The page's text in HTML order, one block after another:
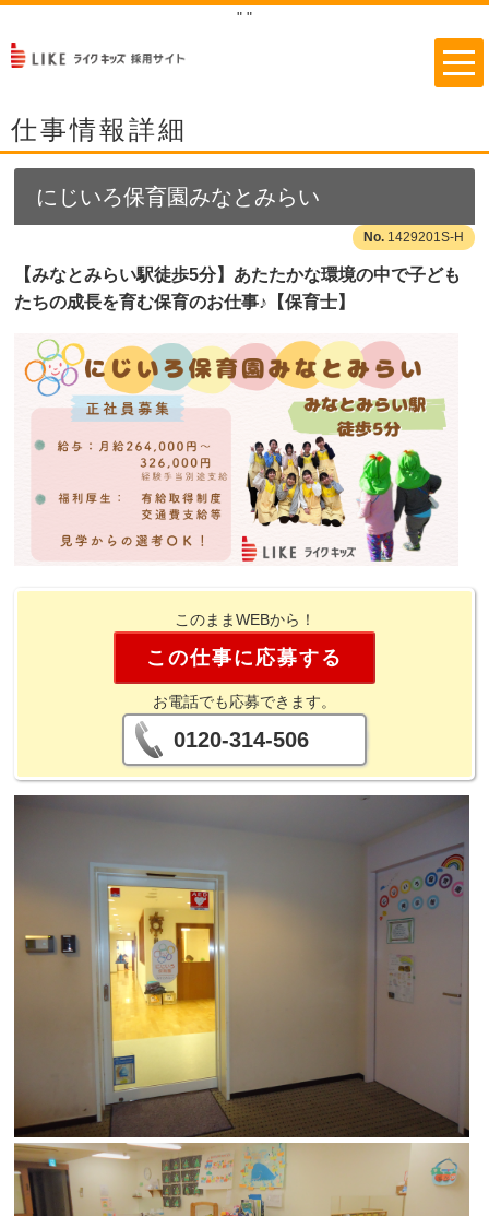
" "
仕事情報詳細
にじいろ保育園みなとみらい
1429201S-H
【みなとみらい駅徒歩5分】あたたかな環境の中で子ども
たちの成長を育む保育のお仕事♪【保育士】
このままWEBから！
この仕事に応募する
お電話でも応募できます。
0120-314-506